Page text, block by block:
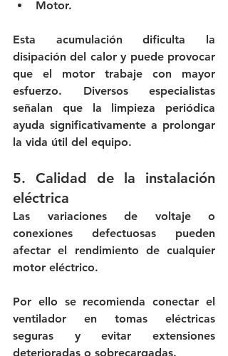
Motor.
Esta acumulación dificulta la
disipación del calor y puede provocar
que el motor trabaje con mayor
esfuerzo. Diversos especialistas
señalan que la limpieza periódica
ayuda significativamente a prolongar
la vida útil del equipo.
5. Calidad de la instalación
eléctrica
Las variaciones de voltaje o
conexiones defectuosas pueden
afectar el rendimiento de cualquier
motor eléctrico.
Por ello se recomienda conectar el
ventilador en tomas eléctricas
seguras y evitar extensiones
deterioradas o sobrecargadas.